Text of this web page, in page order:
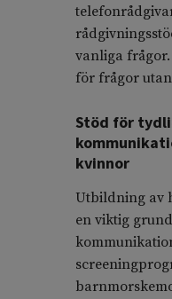
vanliga
för frågor
Stöd för
kvinnor
Utbildning av
en viktig